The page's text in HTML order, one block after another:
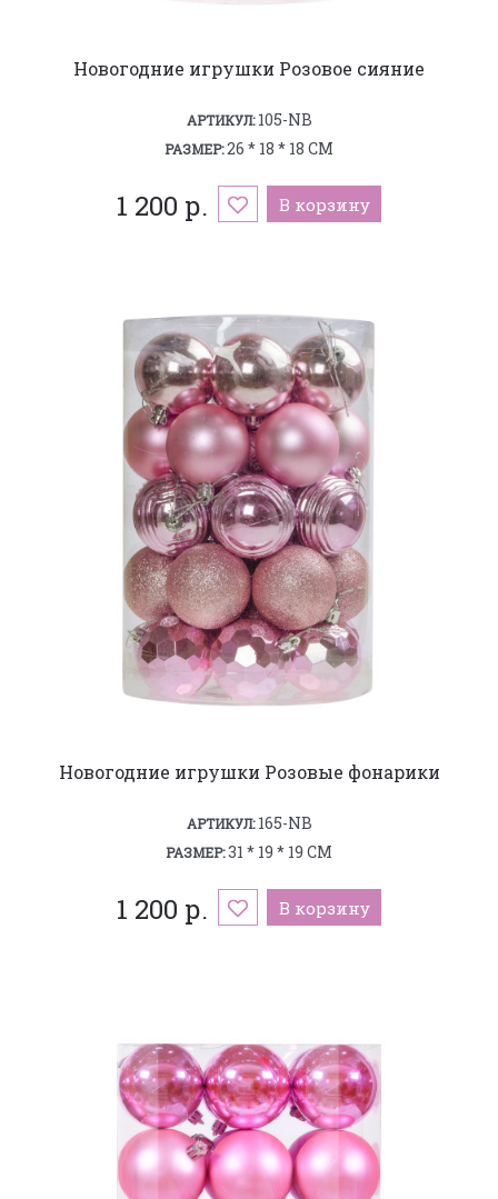
Новогодние игрушки Розовое сияние
АРТИКУЛ:105-NB
РАЗМЕР:26 * 18 * 18 СМ
1 200 р. В корзину
Новогодние игрушки Розовые фонарики
АРТИКУЛ:165-NB
РАЗМЕР:31 * 19 * 19 СМ
1 200 р. В корзину